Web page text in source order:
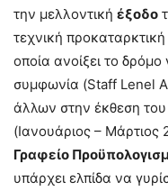
την μελλοντική έξοδο
τεχνική
οποία ανοίξει το δρόμο
συμφωνία (Staff Lenel
άλλων στην έκθεση του
(Ιανουάριος – Μάρτιος
Γραφείο
υπάρχει ελπίδα να